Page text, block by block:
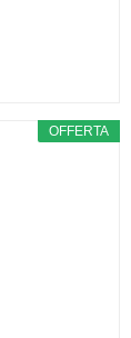
OFFERTA